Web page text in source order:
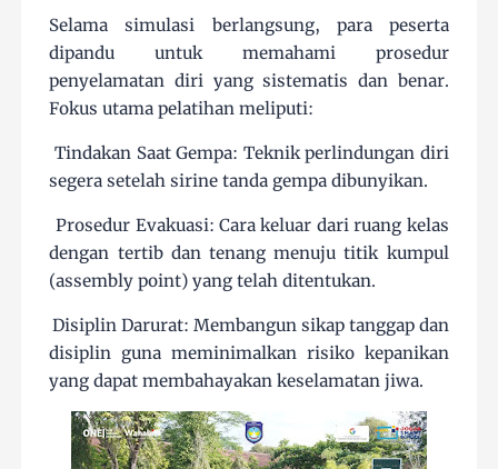
Selama simulasi berlangsung, para peserta
dipandu untuk memahami prosedur
penyelamatan diri yang sistematis dan benar.
Fokus utama pelatihan meliputi:
Tindakan Saat Gempa: Teknik perlindungan diri
segera setelah sirine tanda gempa dibunyikan.
Prosedur Evakuasi: Cara keluar dari ruang kelas
dengan tertib dan tenang menuju titik kumpul
(assembly point) yang telah ditentukan.
Disiplin Darurat: Membangun sikap tanggap dan
disiplin guna meminimalkan risiko kepanikan
yang dapat membahayakan keselamatan jiwa.